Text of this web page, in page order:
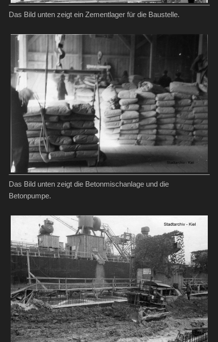
Das Bild unten zeigt ein Zementlager für die Baustelle.
Das Bild unten zeigt die Betonmischanlage und die
Betonpumpe.